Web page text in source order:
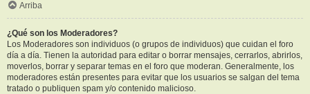
Arriba
¿Qué son los Moderadores?
Los Moderadores son individuos (o grupos de individuos) que cuidan el foro
día a día. Tienen la autoridad para editar o borrar mensajes, cerrarlos, abrirlos,
moverlos, borrar y separar temas en el foro que moderan. Generalmente, los
moderadores están presentes para evitar que los usuarios se salgan del tema
tratado o publiquen spam y/o contenido malicioso.